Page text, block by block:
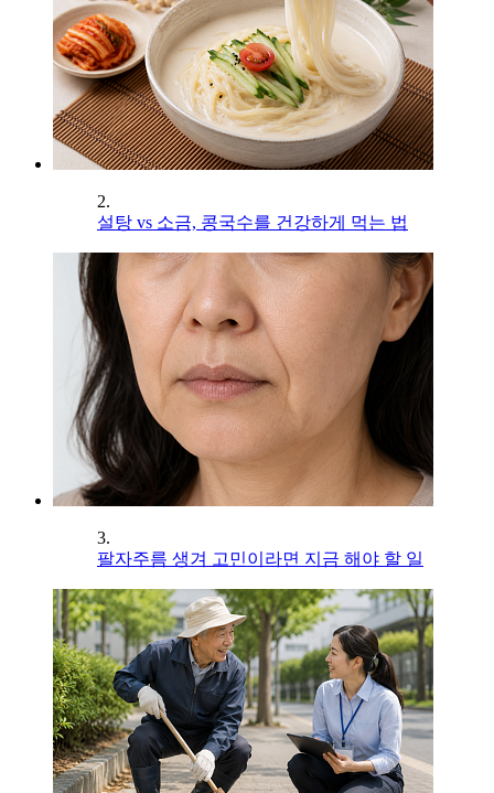
2.
설탕 vs 소금, 콩국수를 건강하게 먹는 법
3.
팔자주름 생겨 고민이라면 지금 해야 할 일